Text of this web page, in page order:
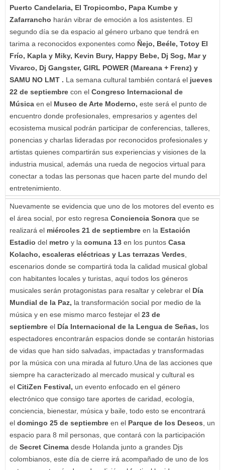
Puerto Candelaria, El Tropicombo, Papa Kumbe y
Zafarrancho harán vibrar de emoción a los asistentes. El
segundo día se da espacio al género urbano que tendrá en
tarima a reconocidos exponentes como Ñejo, Beéle, Totoy El
Frío, Kapla y Miky, Kevin Bury, Happy Bebe, Dj Sog, Mar y
Vivarco, Dj Gangster, GIRL POWER (Mareana + Frenz) y
SAMU NO LMT . La semana cultural también contará el jueves
22 de septiembre con el Congreso Internacional de
Música en el Museo de Arte Moderno, este será el punto de
encuentro donde profesionales, empresarios y agentes del
ecosistema musical podrán participar de conferencias, talleres,
ponencias y charlas lideradas por reconocidos profesionales y
artistas quienes compartirán sus experiencias y visiones de la
industria musical, además una rueda de negocios virtual para
conectar a todas las personas que hacen parte del mundo del
entretenimiento.
Nuevamente se evidencia que uno de los motores del evento es
el área social, por esto regresa Conciencia Sonora que se
realizará el miércoles 21 de septiembre en la Estación
Estadio del metro y la comuna 13 en los puntos Casa
Kolacho, escaleras eléctricas y Las terrazas Verdes
escenarios donde se compartirá toda la calidad musical global
con habitantes locales y turistas, aquí todos los géneros
musicales serán protagonistas para resaltar y celebrar el Día
Mundial de la Paz, la transformación social por medio de la
música y en ese mismo marco festejar el 23 de
septiembre el Día Internacional de la Lengua de Señas, los
espectadores encontrarán espacios donde se contarán historias
de vidas que han sido salvadas, impactadas y transformadas
por la música con una mirada al futuro.Una de las acciones que
siempre ha caracterizado al mercado musical y cultural es
el CitiZen Festival, un evento enfocado en el género
electrónico que consigo tare aportes de caridad, ecología,
conciencia, bienestar, música y baile, todo esto se encontrará
el domingo 25 de septiembre en el Parque de los Deseos , un
espacio para 8 mil personas, que contará con la participación
de Secret Cinema desde Holanda junto a grandes Djs
colombianos, este día de cierre irá acompañado de uno de los